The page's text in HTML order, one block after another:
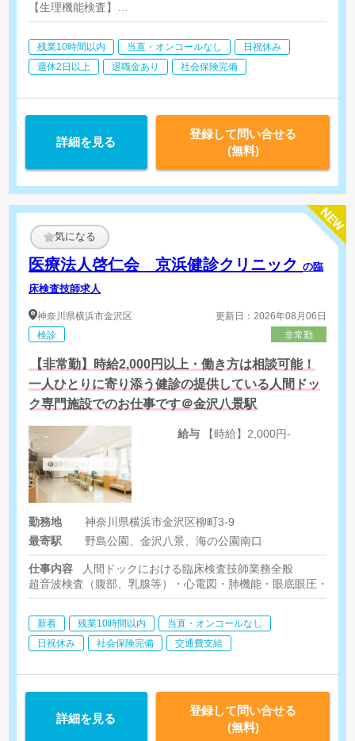
【生理機能検査】
【検体検査】
尿一般、便など
残業10時間以内 当直・オンコールなし
日祝休み
週休2日以上
退職金あり 社会保険完備
詳細を見る
登録して問い合せる
(無料)
気になる
医療法人啓仁会 京浜健診クリニックの臨
床検査技師求人
神奈川県横浜市金沢区
検診
更新日：2026年08月06日
非常勤
【非常勤】時給2,000円以上・働き方は相談可能！
一人ひとりに寄り添う健診の提供している人間ドッ
ク専門施設でのお仕事です＠金沢八景駅
給与 【時給】2,000円-
勤務地
神奈川県横浜市金沢区柳町3-9
最寄駅
野島公園、金沢八景、海の公園南口
仕事内容
人間ドックにおける臨床検査技師業務全般
超音波検査（腹部、乳腺等）・心電図・肺機能・眼底眼圧・動脈
新着 残業10時間以内
当直・オンコールなし
日祝休み
社会保険完備 交通費支給
詳細を見る
登録して問い合せる
(無料)